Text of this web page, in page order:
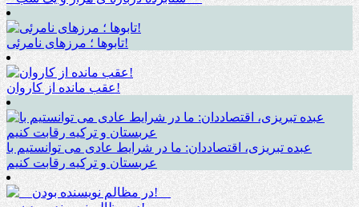
تابوها ؛ مرزهای نامرئی!
عقب مانده از کاروان!
عبده تبریزی، اقتصاددان: ما در شرایط عادی می توانستیم با
عربستان و ترکیه رقابت کنیم